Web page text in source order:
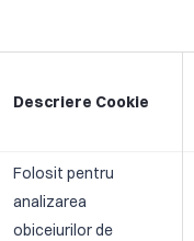
Descriere Cookie
Folosit pentru
analizarea
obiceiurilor de